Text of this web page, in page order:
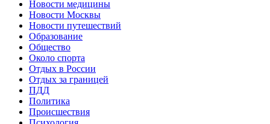
Новости медицины
Новости Москвы
Новости путешествий
Образование
Общество
Около спорта
Отдых в России
Отдых за границей
ПДД
Политика
Происшествия